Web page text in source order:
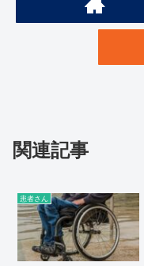
関連記事
患者さん